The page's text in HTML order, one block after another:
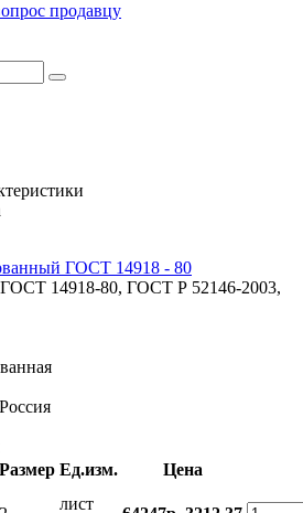
продавцу
ГОСТ 14918 - 80
14918-80, ГОСТ Р 52146-2003,
Россия
Размер Ед.изм.
Цена
лист